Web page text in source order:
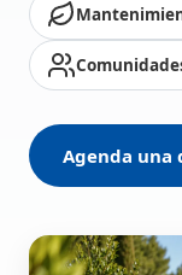
Agenda una